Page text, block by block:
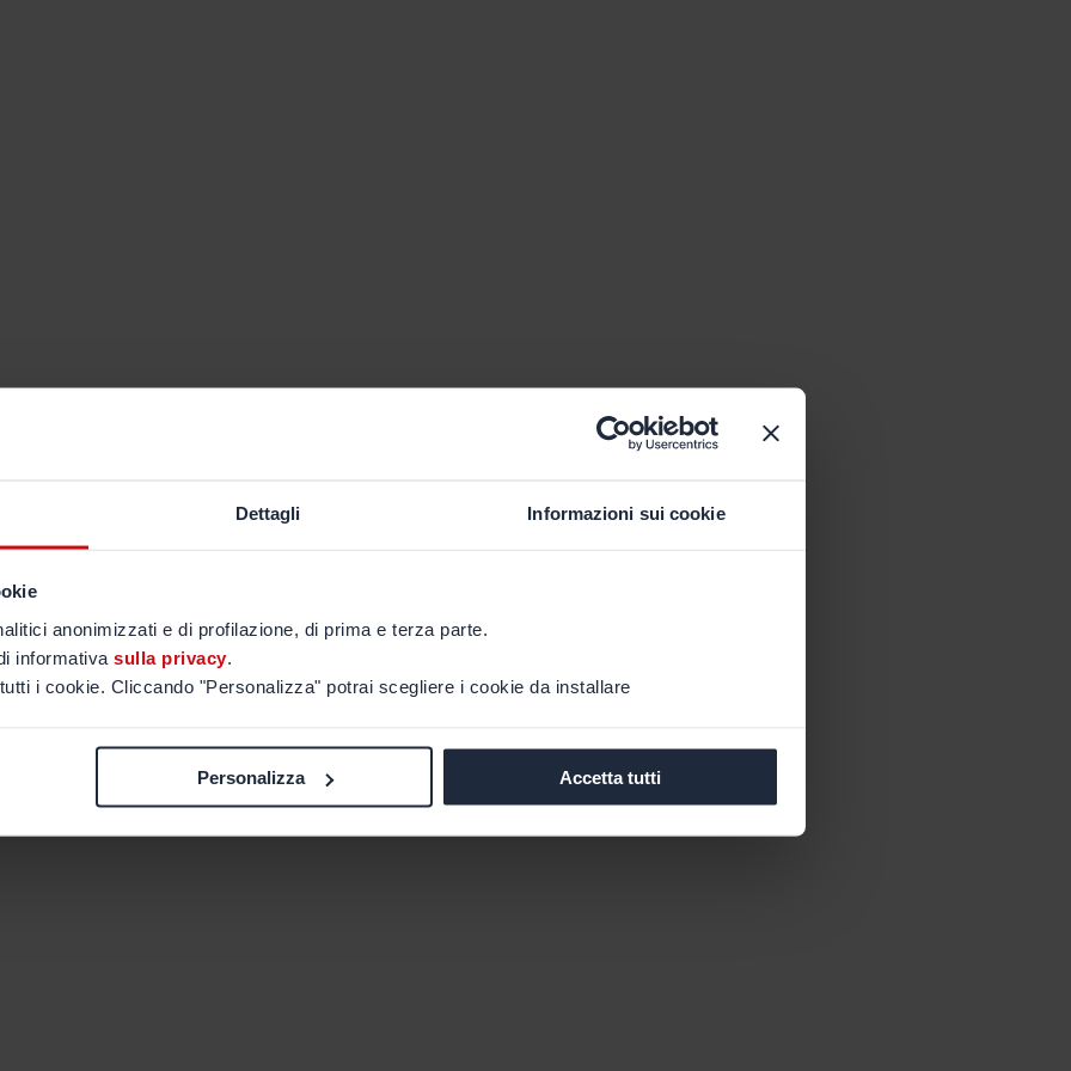
Dettagli Informazioni sui cookie
anonimizzati e di profilazione, di prima e terza parte.
informativa sulla privacy.
i cookie. Cliccando "Personalizza" potrai scegliere i cookie da installare
Personalizza Accetta tutti